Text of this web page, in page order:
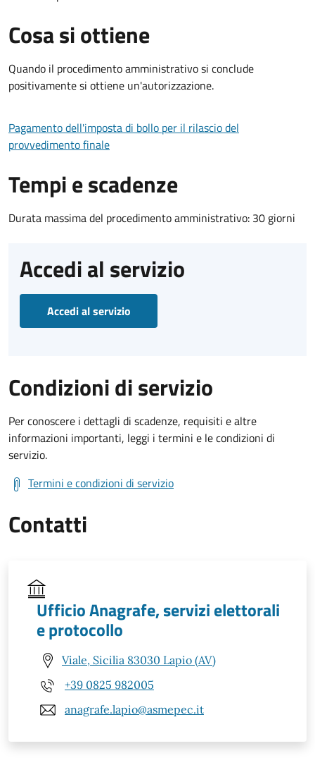
Cosa si ottiene
Quando il procedimento amministrativo si conclude
positivamente si ottiene un'autorizzazione.
Pagamento dell'imposta di bollo per il rilascio del
provvedimento finale
Tempi e scadenze
Durata massima del procedimento amministrativo: 30 giorni
Accedi al servizio
Accedi al servizio
Condizioni di servizio
Per conoscere i dettagli di scadenze, requisiti e altre
informazioni importanti, leggi i termini e le condizioni di
servizio.
Termini e condizioni di servizio
Contatti
Ufficio Anagrafe, servizi elettorali
e protocollo
Viale, Sicilia 83030 Lapio (AV)
+39 0825 982005
anagrafe.lapio@asmepec.it